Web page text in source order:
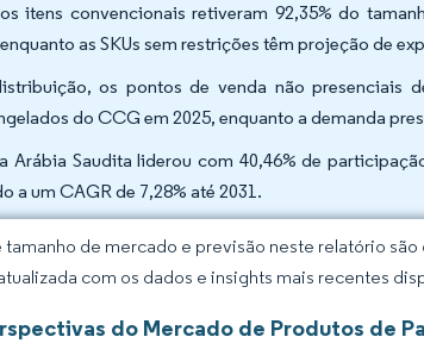
itens convencionais retiveram 92,35% do
as SKUs sem restrições têm projeção de
os pontos de venda não presenciais
do CCG em 2025, enquanto a demanda
Arábia Saudita liderou com 40,46% de
a um CAGR de 7,28% até 2031.
tamanho de mercado e previsão neste relatório
com os dados e insights mais recentes
do Mercado de Produtos de